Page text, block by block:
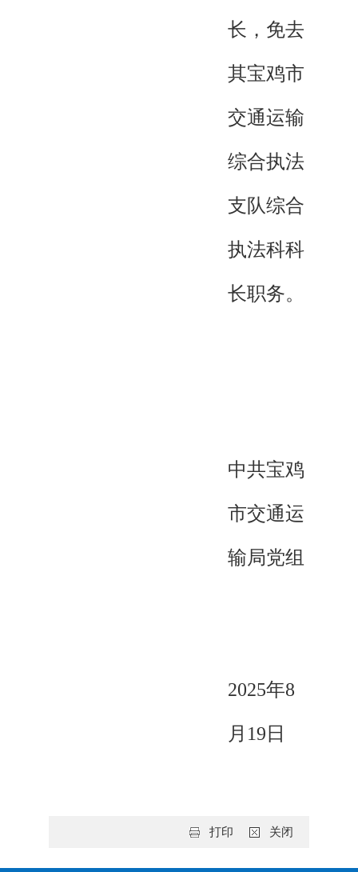
长，免去
其宝鸡市
交通运输
综合执法
支队综合
执法科科
长职务。
中共宝鸡
市交通运
输局党组
2025年8
月19日
关闭
打印